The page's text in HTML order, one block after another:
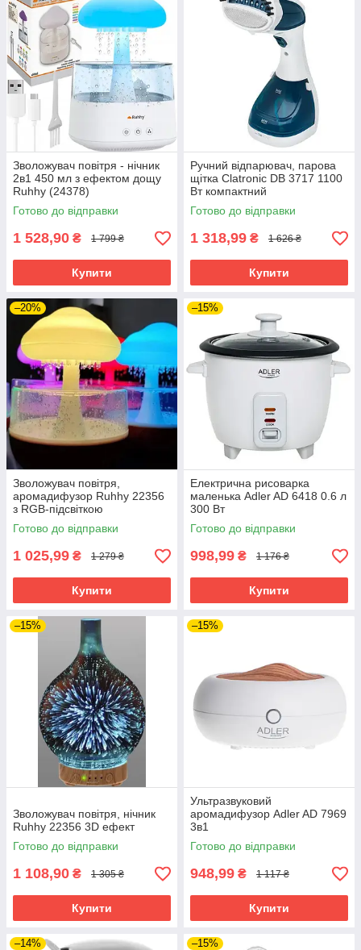
Зволожувач повітря - нічник
2в1 450 мл з ефектом дощу
Ruhhy (24378)
Готово до відправки
1 528,90 ₴ 1 799 ₴
Купити
Ручний відпарювач, парова
щітка Clatronic DB 3717 1100
Вт компактний
Готово до відправки
1 318,99 ₴ 1 626 ₴
Купити
–20%
Зволожувач повітря,
аромадифузор Ruhhy 22356
з RGB-підсвіткою
Готово до відправки
1 025,99 ₴ 1 279 ₴
Купити
–15%
Електрична рисоварка
маленька Adler AD 6418 0.6 л
300 Вт
Готово до відправки
998,99 ₴ 1 176 ₴
Купити
–15%
Зволожувач повітря, нічник
Ruhhy 22356 3D ефект
Готово до відправки
1 108,90 ₴ 1 305 ₴
Купити
–15%
Ультразвуковий
аромадифузор Adler AD 7969
3в1
Готово до відправки
948,99 ₴ 1 117 ₴
Купити
–14% –15%